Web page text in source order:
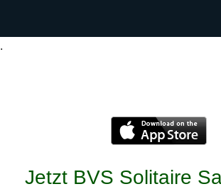
.
Jetzt BVS Solitaire